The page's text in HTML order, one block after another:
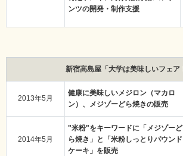
ンツの開発・制作支援
新宿高島屋「大学は美味しいフェア
2013年5月
健康に美味しいメジロン（マカロ
ン）、メジゾーどら焼きの販売
2014年5月
"米粉"をキーワードに「メジゾーど
ら焼き」と「米粉しっとりパウンド
ケーキ」を販売